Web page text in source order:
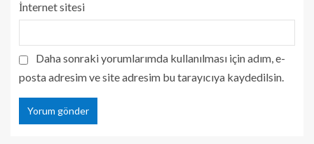
İnternet sitesi
Daha sonraki yorumlarımda kullanılması için adım, e-
posta adresim ve site adresim bu tarayıcıya kaydedilsin.